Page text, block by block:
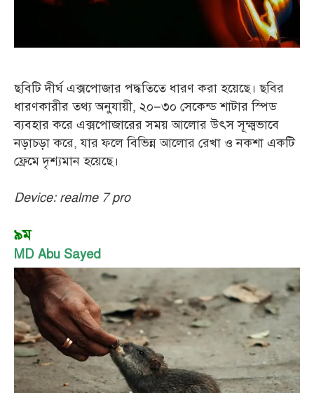
ছবিটি দীর্ঘ এক্সপোজার পদ্ধতিতে ধারণ করা হয়েছে। ছবির
ধারণকারীর তথ্য অনুযায়ী, ২০–৩০ সেকেন্ড শাটার স্পিড
ব্যবহার করে এক্সপোজারের সময় আলোর উৎস সূক্ষ্মভাবে
নড়াচড়া করে, যার ফলে বিভিন্ন আলোর রেখা ও নকশা একটি
ফ্রেমে দৃশ্যমান হয়েছে।
Device: realme 7 pro
৯ম
MD Abu Sayed